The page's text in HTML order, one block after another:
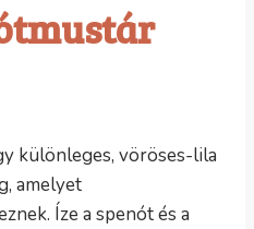
különleges, vöröses-lila
amelyet
Íze a spenót és a